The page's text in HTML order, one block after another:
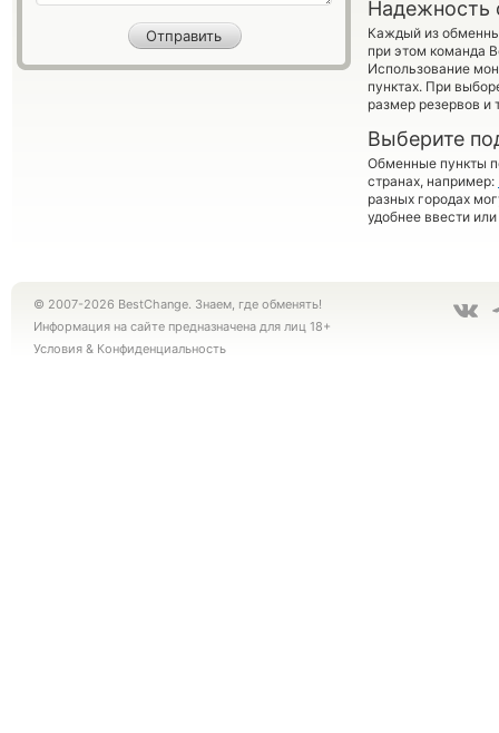
Надежность
Каждый из
при этом команда
Использование
пунктах. При
размер резервов и
Выберите
Обменные пункты
странах, например:
разных городах
удобнее ввести
© 2007-2026 BestChange. Знаем, где обменять!
Информация на сайте предназначена для лиц 18+
Условия & Конфиденциальность